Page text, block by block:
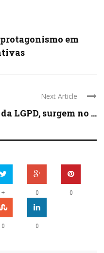
em
Next Article
LGPD, surgem no ...
+ 0 0
0 0